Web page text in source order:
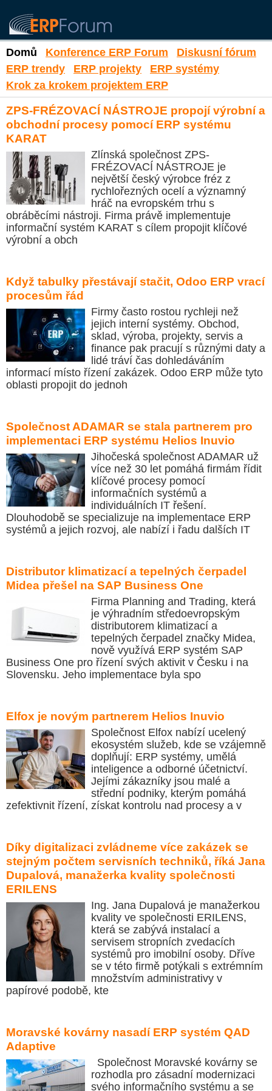
Domů Konference ERP Forum
Diskusní fórum
ERP trendy
ERP projekty
ERP systémy
Krok za krokem projektem ERP
ZPS-FRÉZOVACÍ NÁSTROJE propojí výrobní a
obchodní procesy pomocí ERP systému
KARAT
Zlínská společnost ZPS-
FRÉZOVACÍ NÁSTROJE je
největší český výrobce fréz z
rychlořezných ocelí a významný
hráč na evropském trhu s
obráběcími nástroji. Firma právě implementuje
informační systém KARAT s cílem propojit klíčové
výrobní a obch
Když tabulky přestávají stačit, Odoo ERP vrací
procesům řád
Firmy často rostou rychleji než
jejich interní systémy. Obchod,
sklad, výroba, projekty, servis a
finance pak pracují s různými daty a
lidé tráví čas dohledáváním
informací místo řízení zakázek. Odoo ERP může tyto
oblasti propojit do jednoh
Společnost ADAMAR se stala partnerem pro
implementaci ERP systému Helios Inuvio
Jihočeská společnost ADAMAR už
více než 30 let pomáhá firmám řídit
klíčové procesy pomocí
informačních systémů a
individuálních IT řešení.
Dlouhodobě se specializuje na implementace ERP
systémů a jejich rozvoj, ale nabízí i řadu dalších IT
Distributor klimatizací a tepelných čerpadel
Midea přešel na SAP Business One
Firma Planning and Trading, která
je výhradním středoevropským
distributorem klimatizací a
tepelných čerpadel značky Midea,
nově využívá ERP systém SAP
Business One pro řízení svých aktivit v Česku i na
Slovensku. Jeho implementace byla spo
Elfox je novým partnerem Helios Inuvio
Společnost Elfox nabízí ucelený
ekosystém služeb, kde se vzájemně
doplňují: ERP systémy, umělá
inteligence a odborné účetnictví.
Jejími zákazníky jsou malé a
střední podniky, kterým pomáhá
zefektivnit řízení, získat kontrolu nad procesy a v
Díky digitalizaci zvládneme více zakázek se
stejným počtem servisních techniků, říká Jana
Dupalová, manažerka kvality společnosti
ERILENS
Ing. Jana Dupalová je manažerkou
kvality ve společnosti ERILENS,
která se zabývá instalací a
servisem stropních zvedacích
systémů pro imobilní osoby. Dříve
se v této firmě potýkali s extrémním
množstvím administrativy v
papírové podobě, kte
Moravské kovárny nasadí ERP systém QAD
Adaptive
Společnost Moravské kovárny se
rozhodla pro zásadní modernizaci
svého informačního systému a se